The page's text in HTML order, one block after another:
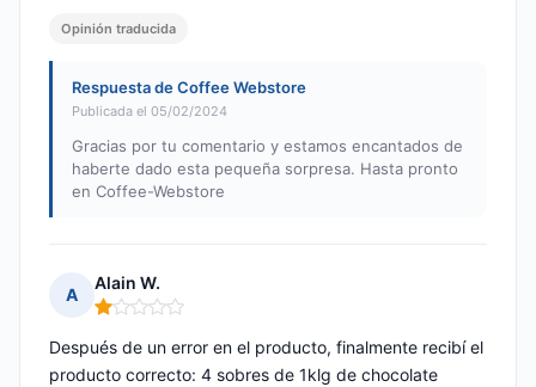
Opinión traducida
Respuesta de Coffee Webstore
Publicada el 05/02/2024
Gracias por tu comentario y estamos encantados de
haberte dado esta pequeña sorpresa. Hasta pronto
en Coffee-Webstore
A
Alain W.
Nota: 1 de 5
Después de un error en el producto, finalmente recibí el
producto correcto: 4 sobres de 1klg de chocolate